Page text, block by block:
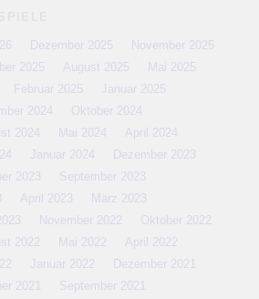
Dezember 2025
November 2025
2025 August 2025
Mai 2025
Februar 2025
Januar 2025
2024
Oktober 2024
2024 Mai 2024
April 2024
Januar 2024
Dezember 2023
2023
September 2023
April 2023
März 2023
November 2022
Oktober 2022
2022 Mai 2022
April 2022
Januar 2022
Dezember 2021
2021
September 2021